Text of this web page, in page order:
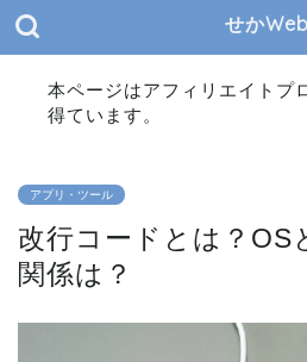
せかWeb
本ページはアフィリエイトプ
得ています。
アプリ・ツール
改行コードとは？OS
関係は？